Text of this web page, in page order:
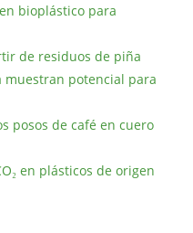
bioplástico para
de residuos de piña
muestran potencial para
posos de café en cuero
en plásticos de origen